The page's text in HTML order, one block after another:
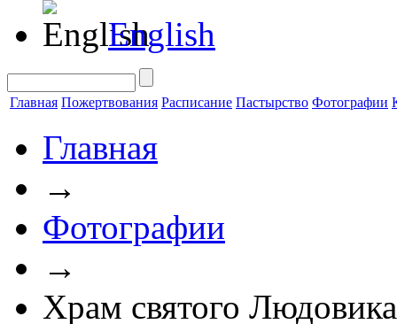
English
Главная Пожертвования Расписание Пастырство Фотографии
Главная
→
Фотографии
→
Храм святого